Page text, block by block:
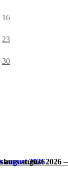
16
23
30
august 2026
august 2026
august 2026